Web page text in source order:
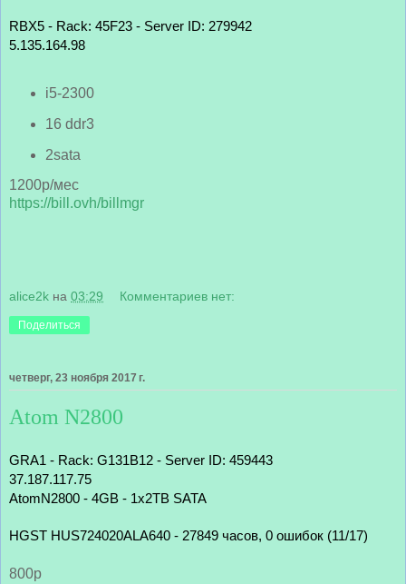
RBX5 - Rack: 45F23 - Server ID: 279942
5.135.164.98
i5-2300
16 ddr3
2sata
1200р/мес
https://bill.ovh/billmgr
alice2k на 03:29 Комментариев нет:
Поделиться
четверг, 23 ноября 2017 г.
Atom N2800
GRA1 - Rack: G131B12 - Server ID: 459443
37.187.117.75
AtomN2800 - 4GB - 1x2TB SATA
HGST HUS724020ALA640 - 27849 часов, 0 ошибок (11/17)
800р